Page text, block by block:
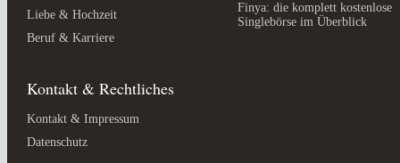
Liebe & Hochzeit
Beruf & Karriere
Finya: die komplett kostenlose
Singlebörse im Überblick
Kontakt & Rechtliches
Kontakt & Impressum
Datenschutz